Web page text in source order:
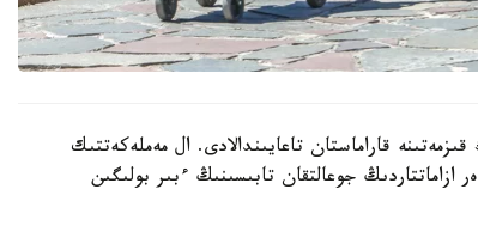
قاراماستان تاعايىندالادى. ال مەملەكەتتىك
ازاماتتاردىڭ جوعالتقان تابىسىنىڭ ءبىر بولىگىن